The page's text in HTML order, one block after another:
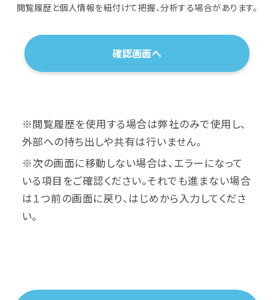
閲覧履歴と個人情報を紐付けて把握、分析する場合があります。
※閲覧履歴を使用する場合は弊社のみで使用し、
外部への持ち出しや共有は行いません。
※次の画面に移動しない場合は、エラーになって
いる項目をご確認ください。それでも進まない場合
は１つ前の画面に戻り、はじめから入力してくださ
い。